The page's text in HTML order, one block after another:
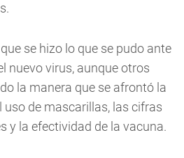
se hizo lo que se pudo ante
nuevo virus, aunque otros
la manera que se afrontó la
uso de mascarillas, las cifras
y la efectividad de la vacuna.